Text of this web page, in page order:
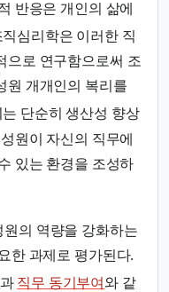
반응은 개인의 삶에
심리학은 이러한 직
으로 연구함으로써 조
원 개개인의 복리를
는 단순히 생산성 향상
원이 자신의 직무에
있는 환경을 조성하
의 역량을 강화하는
한 과제로 평가된다.
과 직무 동기부여 와 같